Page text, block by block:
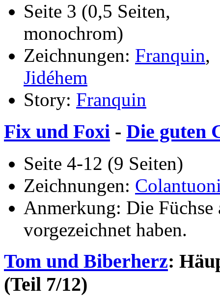
Seite 3 (0,5 Seiten,
monochrom)
Zeichnungen: Franquin,
Jidéhem
Story: Franquin
Fix und Foxi - Die guten
Seite 4-12 (9 Seiten)
Zeichnungen:
Anmerkung: Die Füchse
vorgezeichnet haben.
Tom und Biberherz:
(Teil 7/12)